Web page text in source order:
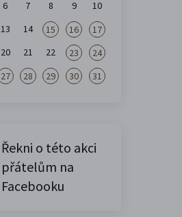
6 7 8 9
10
13 14 15 16
17
20 21 22 23
24
27 28 29 30 31
Řekni o této akci
přátelům na
Facebooku